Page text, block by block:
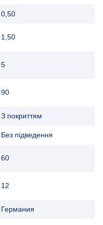
0,50
1,50
5
90
З покриттям
Без підведення
60
12
Германия